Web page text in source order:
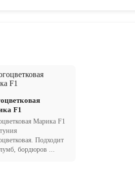
F1
Марика F1
Подходит
бордюров ...